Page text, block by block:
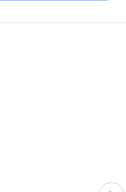
passionnés et